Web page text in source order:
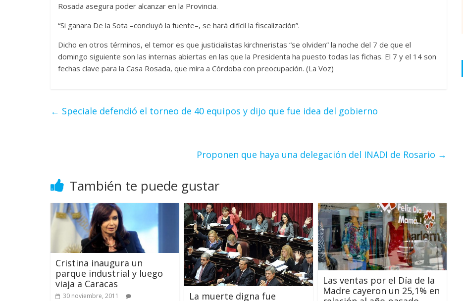
Rosada asegura poder alcanzar en la Provincia.
“Si ganara De la Sota –concluyó la fuente–, se hará difícil la fiscalización”.
Dicho en otros términos, el temor es que justicialistas kirchneristas “se olviden” la noche del 7 de que el
domingo siguiente son las internas abiertas en las que la Presidenta ha puesto todas las fichas. El 7 y el 14 son
fechas clave para la Casa Rosada, que mira a Córdoba con preocupación. (La Voz)
← Speciale defendió el torneo de 40 equipos y dijo que fue idea del gobierno
Proponen que haya una delegación del INADI de Rosario →
También te puede gustar
Cristina inaugura un
parque industrial y luego
viaja a Caracas
30 noviembre, 2011
La muerte digna fue
Las ventas por el Día de la
Madre cayeron un 25,1% en